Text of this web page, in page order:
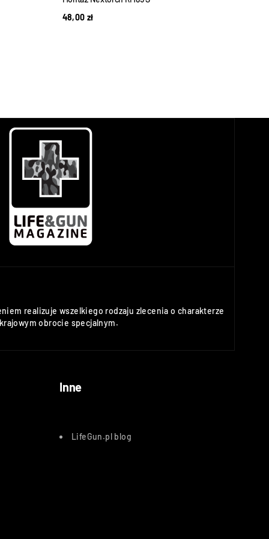
48,00 zł
realizuje wszelkiego rodzaju zlecenia o charakterze
obrocie specjalnym.
Inne
LifeGun.pl blog